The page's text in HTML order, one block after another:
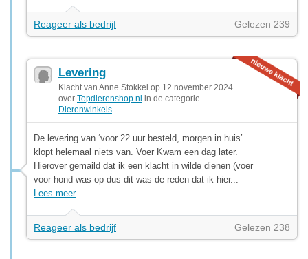
Reageer als bedrijf Gelezen 239
Levering
Klacht van Anne Stokkel op 12 november 2024
over Topdierenshop.nl in de categorie
Dierenwinkels
De levering van ‘voor 22 uur besteld, morgen in huis’
klopt helemaal niets van. Voer Kwam een dag later.
Hierover gemaild dat ik een klacht in wilde dienen (voer
voor hond was op dus dit was de reden dat ik hier...
Lees meer
Reageer als bedrijf Gelezen 238